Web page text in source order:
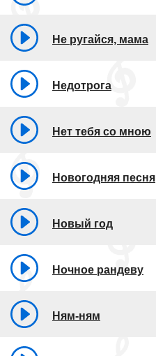
Не ругайся, мама
Недотрога
Нет тебя со мною
Новогодняя песня
Новый год
Ночное рандеву
Ням-ням